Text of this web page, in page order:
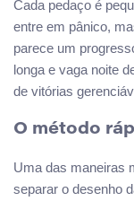
Cada pedaço é
entre em pânico,
parece um
longa e vaga noite
de vitórias
O método
Uma das maneiras
separar o desenho